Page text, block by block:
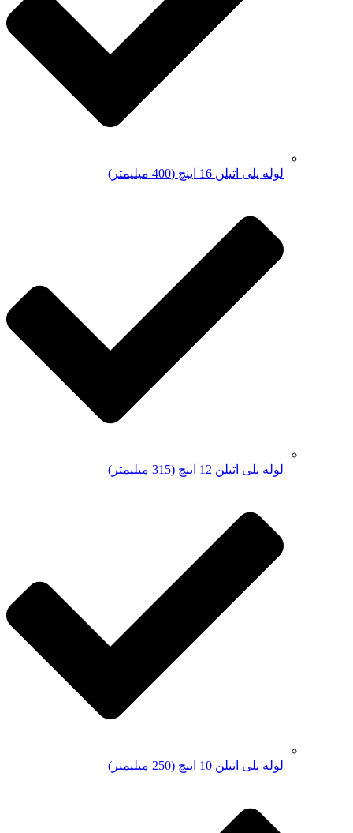
لوله پلی اتیلن 16 اینچ (400 میلیمتر)
لوله پلی اتیلن 12 اینچ (315 میلیمتر)
لوله پلی اتیلن 10 اینچ (250 میلیمتر)